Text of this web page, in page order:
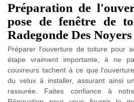
Préparation de
pose de fenêtre de
Radegonde Des
Préparer l'ouverture de toiture pour
étape vraiment importante, à ne
couvreurs tachent à ce que
du velux à installer, assurant ainsi
rassurée. Faites confiance à